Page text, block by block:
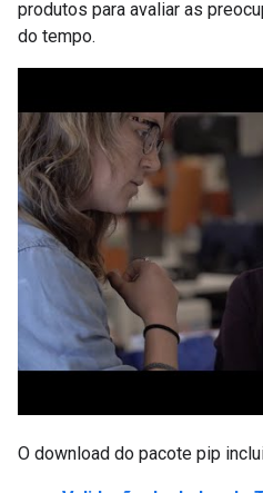
produtos para avaliar as
do tempo.
O download do pacote pip